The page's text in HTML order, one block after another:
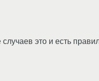
это и есть